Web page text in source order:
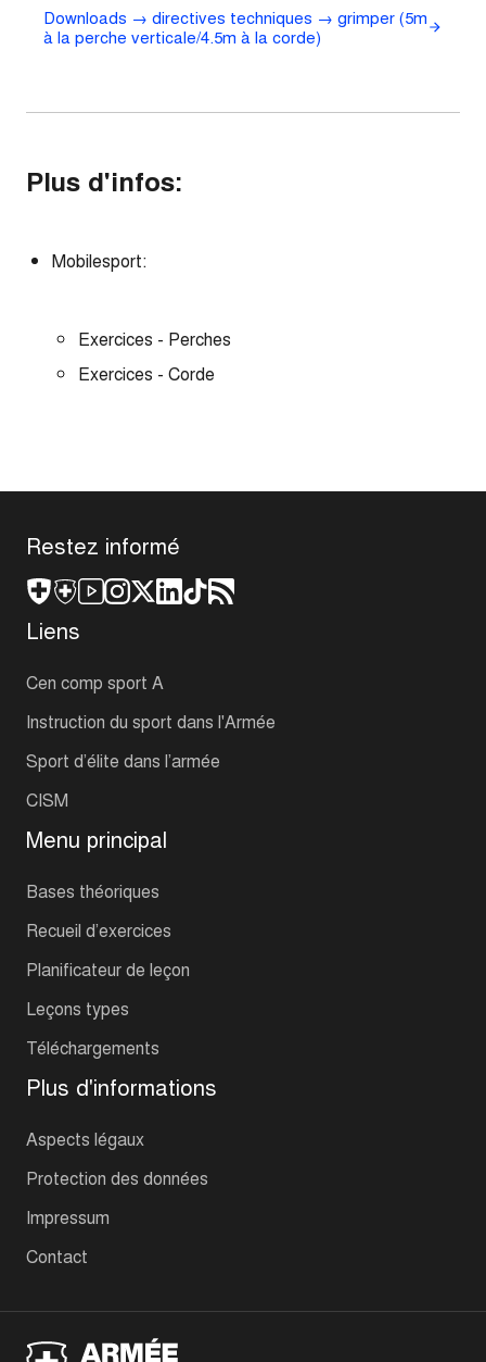
Downloads → directives techniques → grimper (5m
à la perche verticale/4.5m à la corde)
Plus d'infos:
Mobilesport:
Exercices - Perches
Exercices - Corde
Restez informé
Liens
Cen comp sport A
Instruction du sport dans l'Armée
Sport d’élite dans l’armée
CISM
Menu principal
Bases théoriques
Recueil d’exercices
Planificateur de leçon
Leçons types
Téléchargements
Plus d'informations
Aspects légaux
Protection des données
Impressum
Contact